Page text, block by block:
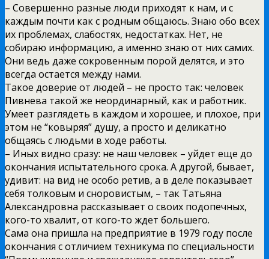
– Совершенно разные люди приходят к нам, и с
каждым почти как с родным общаюсь. Знаю обо всех
их проблемах, слабостях, недостатках. Нет, не
собираю информацию, а именно знаю от них самих.
Они ведь даже сокровенным порой делятся, и это
всегда остается между нами.
Такое доверие от людей – не просто так: человек
Пивнева такой же неординарный, как и работник.
Умеет разглядеть в каждом и хорошее, и плохое, при
этом не “ковыряя” душу, а просто и деликатно
общаясь с людьми в ходе работы.
– Иных видно сразу: не наш человек – уйдет еще до
окончания испытательного срока. А другой, бывает,
удивит: на вид не особо ретив, а в деле показывает
себя толковым и сноровистым, – так Татьяна
Александровна рассказывает о своих подопечных,
кого-то хвалит, от кого-то ждет большего.
Сама она пришла на предприятие в 1979 году после
окончания с отличием техникума по специальности